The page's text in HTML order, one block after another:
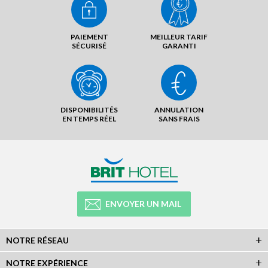
PAIEMENT
SÉCURISÉ
MEILLEUR TARIF
GARANTI
DISPONIBILITÉS
EN TEMPS RÉEL
ANNULATION
SANS FRAIS
ENVOYER UN MAIL
NOTRE RÉSEAU
NOTRE EXPÉRIENCE